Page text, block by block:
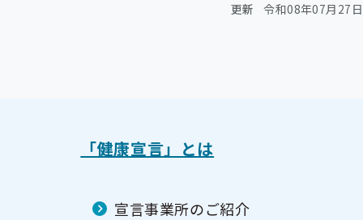
更新 令和08年07月27日
「健康宣言」とは
宣言事業所のご紹介